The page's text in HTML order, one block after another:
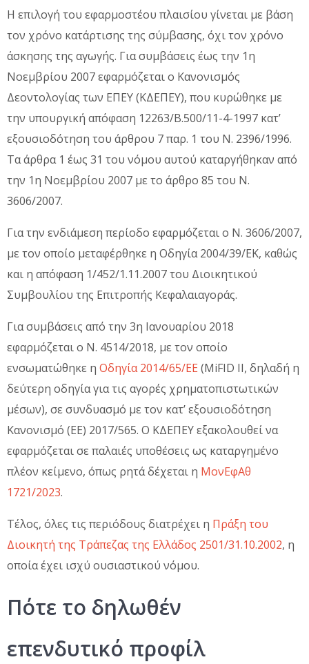
Η επιλογή του εφαρμοστέου πλαισίου γίνεται με βάση
τον χρόνο κατάρτισης της σύμβασης, όχι τον χρόνο
άσκησης της αγωγής. Για συμβάσεις έως την 1η
Νοεμβρίου 2007 εφαρμόζεται ο Κανονισμός
Δεοντολογίας των ΕΠΕΥ (ΚΔΕΠΕΥ), που κυρώθηκε με
την υπουργική απόφαση 12263/Β.500/11-4-1997 κατ’
εξουσιοδότηση του άρθρου 7 παρ. 1 του Ν. 2396/1996.
Τα άρθρα 1 έως 31 του νόμου αυτού καταργήθηκαν από
την 1η Νοεμβρίου 2007 με το άρθρο 85 του Ν.
3606/2007.
Για την ενδιάμεση περίοδο εφαρμόζεται ο Ν. 3606/2007,
με τον οποίο μεταφέρθηκε η Οδηγία 2004/39/ΕΚ, καθώς
και η απόφαση 1/452/1.11.2007 του Διοικητικού
Συμβουλίου της Επιτροπής Κεφαλαιαγοράς.
Για συμβάσεις από την 3η Ιανουαρίου 2018
εφαρμόζεται ο Ν. 4514/2018, με τον οποίο
ενσωματώθηκε η Οδηγία 2014/65/ΕΕ (MiFID II, δηλαδή η
δεύτερη οδηγία για τις αγορές χρηματοπιστωτικών
μέσων), σε συνδυασμό με τον κατ’ εξουσιοδότηση
Κανονισμό (ΕΕ) 2017/565. Ο ΚΔΕΠΕΥ εξακολουθεί να
εφαρμόζεται σε παλαιές υποθέσεις ως καταργημένο
πλέον κείμενο, όπως ρητά δέχεται η ΜονΕφΑθ
1721/2023.
Τέλος, όλες τις περιόδους διατρέχει η Πράξη του
Διοικητή της Τράπεζας της Ελλάδος 2501/31.10.2002, η
οποία έχει ισχύ ουσιαστικού νόμου.
Πότε το δηλωθέν
επενδυτικό προφίλ